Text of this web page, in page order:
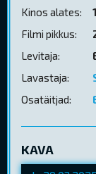
Kinos alates:
Filmi pikkus:
Levitaja:
Lavastaja:
Osatäitjad:
KAVA